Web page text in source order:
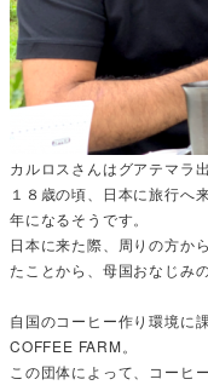
カルロスさんはグアテマラ出
１８歳の頃、日本に旅行へ
年になるそうです。
日本に来た際、周りの方か
たことから、母国おなじみ
自国のコーヒー作り環境に
COFFEE FARM。
この団体によって、コーヒ